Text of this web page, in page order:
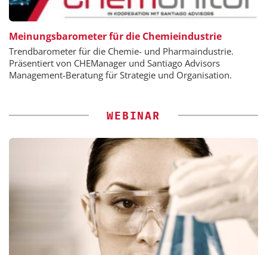
Meinungsbarometer für die Chemieindustrie
Trendbarometer für die Chemie- und Pharmaindustrie.
Präsentiert von CHEManager und Santiago Advisors
Management-Beratung für Strategie und Organisation.
WEBINAR